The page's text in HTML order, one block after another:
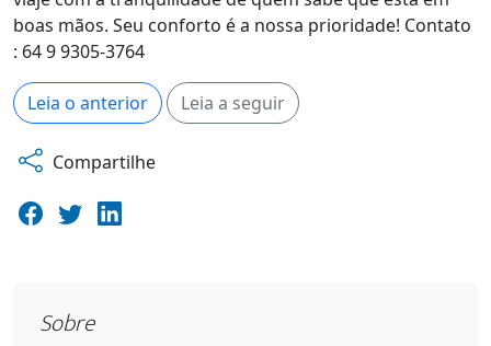
boas mãos. Seu conforto é a nossa prioridade! Contato
: 64 9 9305-3764
Leia o anterior Leia a seguir
Compartilhe
Sobre